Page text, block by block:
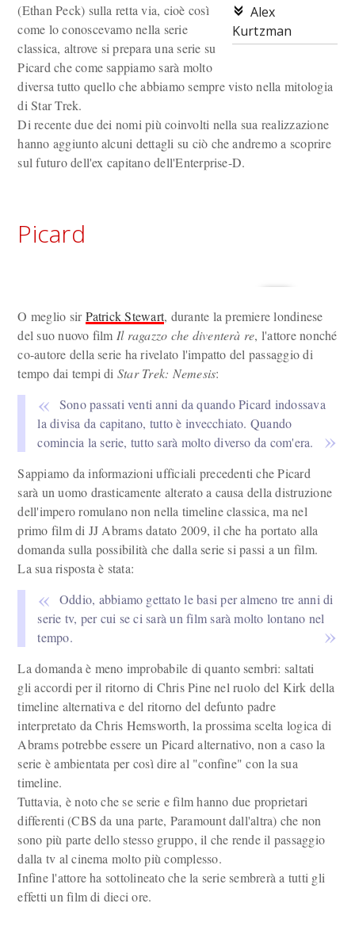
Alex
Kurtzman
(Ethan Peck) sulla retta via, cioè così
come lo conoscevamo nella serie
classica, altrove si prepara una serie su
Picard che come sappiamo sarà molto
diversa tutto quello che abbiamo sempre visto nella mitologia
di Star Trek.
Di recente due dei nomi più coinvolti nella sua realizzazione
hanno aggiunto alcuni dettagli su ciò che andremo a scoprire
sul futuro dell'ex capitano dell'Enterprise-D.
Picard
O meglio sirPatrick Stewart, durante la premiere londinese
del suo nuovo film Il ragazzo che diventerà re, l'attore nonché
co-autore della serie ha rivelato l'impatto del passaggio di
tempo dai tempi di Star Trek: Nemesis:
Sono passati venti anni da quando Picard indossava
la divisa da capitano, tutto è invecchiato. Quando
comincia la serie, tutto sarà molto diverso da com'era.
Sappiamo da informazioni ufficiali precedenti che Picard
sarà un uomo drasticamente alterato a causa della distruzione
dell'impero romulano non nella timeline classica, ma nel
primo film di JJ Abrams datato 2009, il che ha portato alla
domanda sulla possibilità che dalla serie si passi a un film.
La sua risposta è stata:
Oddio, abbiamo gettato le basi per almeno tre anni di
serie tv, per cui se ci sarà un film sarà molto lontano nel
tempo.
La domanda è meno improbabile di quanto sembri: saltati
gli accordi per il ritorno di Chris Pine nel ruolo del Kirk della
timeline alternativa e del ritorno del defunto padre
interpretato da Chris Hemsworth, la prossima scelta logica di
Abrams potrebbe essere un Picard alternativo, non a caso la
serie è ambientata per così dire al "confine" con la sua
timeline.
Tuttavia, è noto che se serie e film hanno due proprietari
differenti (CBS da una parte, Paramount dall'altra) che non
sono più parte dello stesso gruppo, il che rende il passaggio
dalla tv al cinema molto più complesso.
Infine l'attore ha sottolineato che la serie sembrerà a tutti gli
effetti un film di dieci ore.